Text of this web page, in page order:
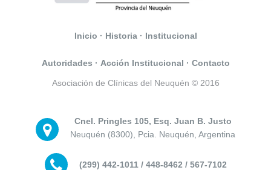
Inicio · Historia· Institucional
Autoridades · Acción Institucional · Contacto
Asociación de Clínicas del Neuquén © 2016
Cnel. Pringles 105, Esq. Juan B. Justo
Neuquén (8300), Pcia. Neuquén, Argentina
(299) 442-1011 / 448-8462 / 567-7102